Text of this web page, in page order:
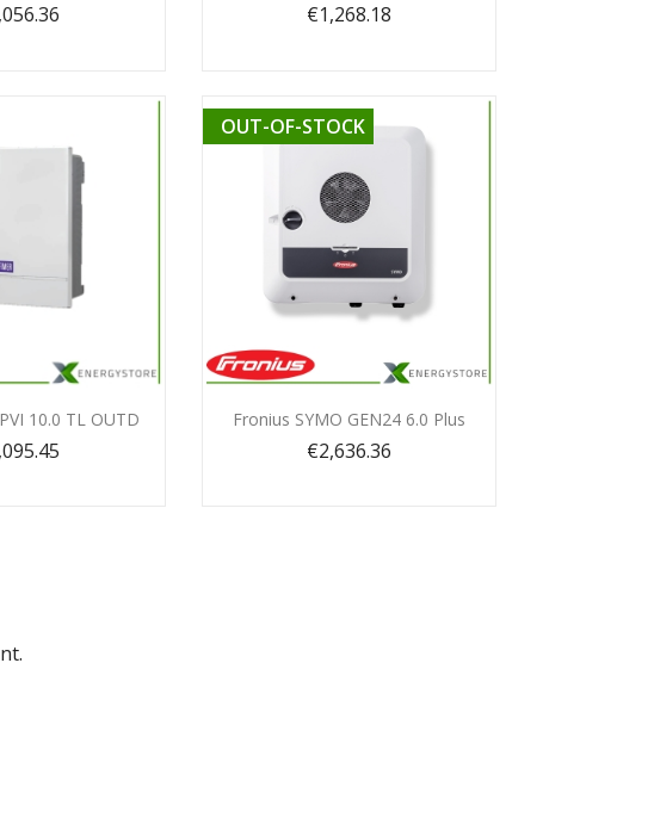
€1,268.18
view
10.0 TL OUTD Quick view
Fronius SYMO GEN24 6.0 Plus
€2,636.36
OUT-OF-STOCK